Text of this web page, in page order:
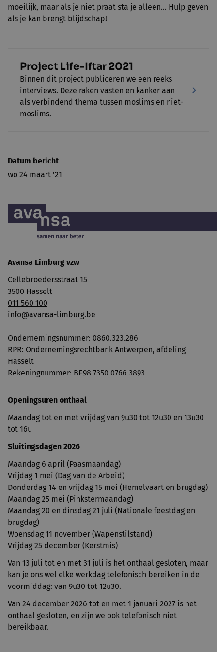
moeilijk, maar als je niet praat sta je alleen... Hulp geven
als je kan brengt blijdschap!
Project Life-Iftar 2021
Binnen dit project publiceren we een reeks
interviews. Deze raken vasten en kanker aan
als verbindend thema tussen moslims en niet-
moslims.
Datum bericht
wo 24 maart '21
Avansa Limburg vzw
Cellebroedersstraat 15
3500 Hasselt
011 560 100
info@avansa-limburg.be
Ondernemingsnummer: ​0860.323.286
RPR: Ondernemingsrechtbank Antwerpen, afdeling
Hasselt
Rekeningnummer: BE98 7350 0766 3893
Openingsuren onthaal
Maandag tot en met vrijdag van 9u30 tot 12u30 en 13u30
tot 16u
Sluitingsdagen 2026
Maandag 6 april (Paasmaandag)
Vrijdag 1 mei (Dag van de Arbeid)
Donderdag 14 en vrijdag 15 mei (Hemelvaart en brugdag)
Maandag 25 mei (Pinkstermaandag)
Maandag 20 en dinsdag 21 juli (Nationale feestdag en
brugdag)
Woensdag 11 november (Wapenstilstand)
Vrijdag 25 december (Kerstmis)
Van 13 juli tot en met 31 juli is het onthaal gesloten, maar
kan je ons wel elke werkdag telefonisch bereiken in de
voormiddag: van 9u30 tot 12u30.
Van 24 december 2026 tot en met 1 januari 2027 is het
onthaal gesloten, en zijn we ook telefonisch niet
bereikbaar.